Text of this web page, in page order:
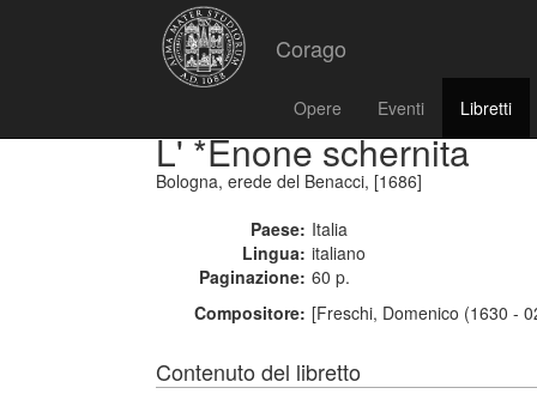
Corago
Opere Eventi Libretti
L' *Enone schernita
Bologna, erede del Benacci, [1686]
Paese: Italia
Lingua: italiano
Paginazione: 60 p.
Compositore: [Freschi, Domenico (1630 -
Contenuto del libretto